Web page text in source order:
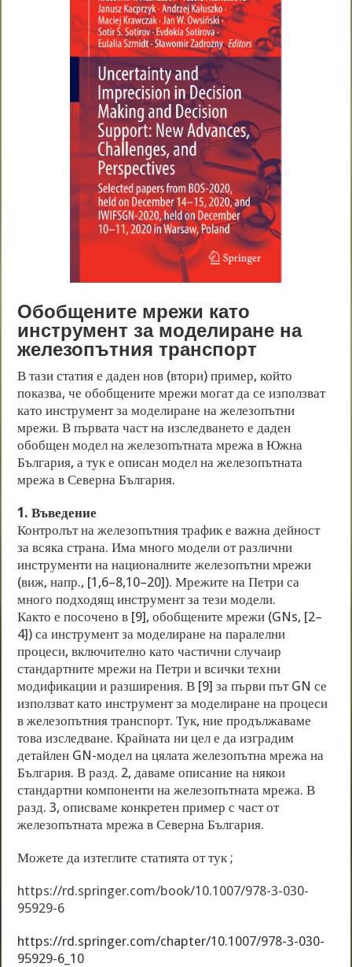
Обобщените мрежи като
инструмент за моделиране на
железопътния транспорт
В тази статия е даден нов (втори) пример, който
показва, че обобщените мрежи могат да се използват
като инструмент за моделиране на железопътни
мрежи. В първата част на изследването е даден
обобщен модел на железопътната мрежа в Южна
България, а тук е описан модел на железопътната
мрежа в Северна България.
1. Въведение
Контролът на железопътния трафик е важна дейност
за всяка страна. Има много модели от различни
инструменти на националните железопътни мрежи
(виж, напр., [1,6–8,10–20]). Мрежите на Петри са
много подходящ инструмент за тези модели.
Както е посочено в [9], обобщените мрежи (GNs, [2–
4]) са инструмент за моделиране на паралелни
процеси, включително като частични случаир
стандартните мрежи на Петри и всички техни
модификации и разширения. В [9] за първи път GN се
използват като инструмент за моделиране на процеси
в железопътния транспорт. Тук, ние продължаваме
това изследване. Крайната ни цел е да изградим
детайлен GN-модел на цялата железопътна мрежа на
България. В разд. 2, даваме описание на някои
стандартни компоненти на железопътната мрежа. В
разд. 3, описваме конкретен пример с част от
железопътната мрежа в Северна България.
Можете да изтеглите статията от тук ;
https://rd.springer.com/book/10.1007/978-3-030-
95929-6
https://rd.springer.com/chapter/10.1007/978-3-030-
95929-6_10